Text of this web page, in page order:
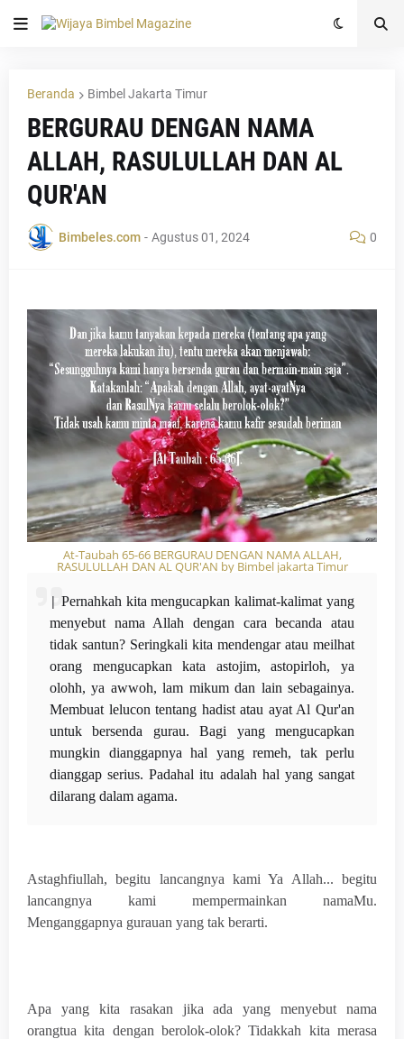
Beranda Bimbel Jakarta Timur
BERGURAU DENGAN NAMA
ALLAH, RASULULLAH DAN AL
QUR'AN
Bimbeles.com - Agustus 01, 2024 0
At-Taubah 65-66 BERGURAU DENGAN NAMA ALLAH,
RASULULLAH DAN AL QUR'AN by Bimbel jakarta Timur
| Pernahkah kita mengucapkan kalimat-kalimat yang
menyebut nama Allah dengan cara becanda atau
tidak santun? Seringkali kita mendengar atau meilhat
orang mengucapkan kata astojim, astopirloh, ya
olohh, ya awwoh, lam mikum dan lain sebagainya.
Membuat lelucon tentang hadist atau ayat Al Qur'an
untuk bersenda gurau. Bagi yang mengucapkan
mungkin dianggapnya hal yang remeh, tak perlu
dianggap serius. Padahal itu adalah hal yang sangat
dilarang dalam agama.
Astaghfiullah, begitu lancangnya kami Ya Allah... begitu
lancangnya kami mempermainkan namaMu.
Menganggapnya gurauan yang tak berarti.
Apa yang kita rasakan jika ada yang menyebut nama
orangtua kita dengan berolok-olok? Tidakkah kita merasa